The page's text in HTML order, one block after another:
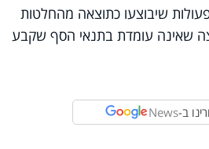
שיבוצעו כתוצאה מהחלטות
שאינה עומדת בתנאי הסף שקבע
ב-News